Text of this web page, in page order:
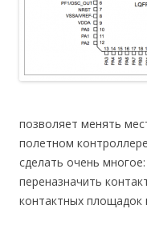
позволяет менять
полетном
сделать очень
переназначить
контактных площадок